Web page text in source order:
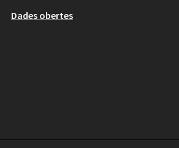
Dades obertes